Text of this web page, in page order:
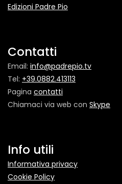
Edizioni Padre Pio
Contatti
Email: info@padrepio.tv
Tel: +39.0882.413113
Pagina contatti
Chiamaci via web con Skype
Info utili
Informativa privacy
Cookie Policy